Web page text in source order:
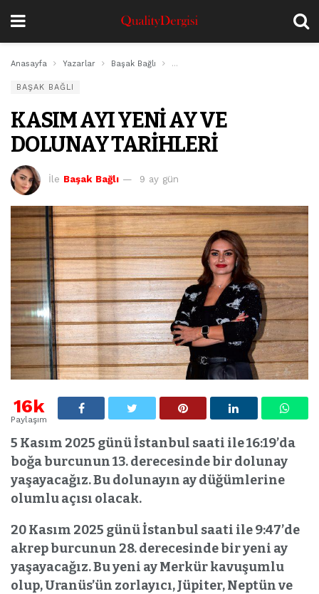
Anasayfa Yazarlar Başak Bağlı KASIM AYI YENİ AY VE DOLUNAY
BAŞAK BAĞLI
KASIM AYI YENİ AY VE
DOLUNAY TARİHLERİ
İle Başak Bağlı 9 ay gün
16k
Paylaşım
5 Kasım 2025 günü İstanbul saati ile 16:19’da
boğa burcunun 13. derecesinde bir dolunay
yaşayacağız. Bu dolunayın ay düğümlerine
olumlu açısı olacak.
20 Kasım 2025 günü İstanbul saati ile 9:47’de
akrep burcunun 28. derecesinde bir yeni ay
yaşayacağız. Bu yeni ay Merkür kavuşumlu
olup, Uranüs’ün zorlayıcı, Jüpiter, Neptün ve